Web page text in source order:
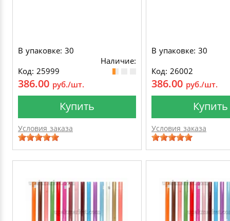
В упаковке: 30
Наличие:
Код: 25999
386.00 руб./шт.
Купить
Условия заказа
В упаковке: 30
Код: 26002
386.00 руб./шт.
Купить
Условия заказа